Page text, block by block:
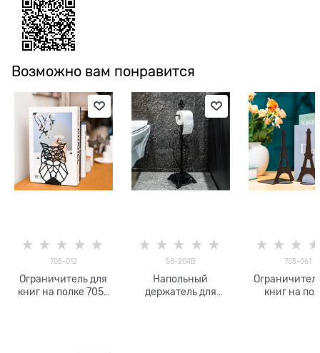
Возможно вам понравится
705-012
Ограничитель для
книг на полке 705-
58-204B
Напольный
держатель для
705-061
книг на